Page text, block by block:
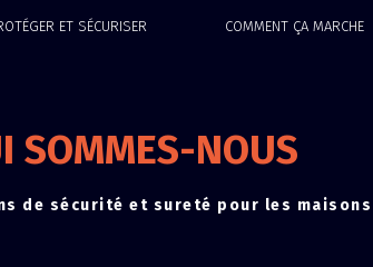
ET SÉCURISER COMMENT ÇA MARCHE
SOMMES-NOUS
de sécurité et sureté pour les